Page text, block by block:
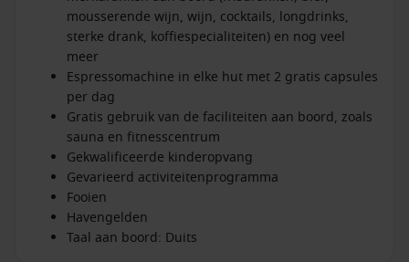
mousserende wijn, wijn, cocktails, longdrinks,
sterke drank, koffiespecialiteiten) en nog veel
meer
Espressomachine in elke hut met 2 gratis capsules
per dag
Gratis gebruik van de faciliteiten aan boord, zoals
sauna en fitnesscentrum
Gekwalificeerde kinderopvang
Gevarieerd activiteitenprogramma
Fooien
Havengelden
Taal aan boord: Duits